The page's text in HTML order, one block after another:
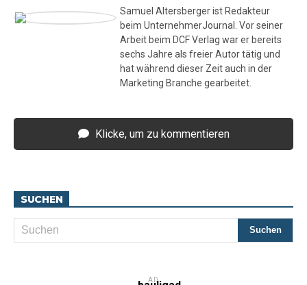
Samuel Altersberger ist Redakteur
beim UnternehmerJournal. Vor seiner
Arbeit beim DCF Verlag war er bereits
sechs Jahre als freier Autor tätig und
hat während dieser Zeit auch in der
Marketing Branche gearbeitet.
Klicke, um zu kommentieren
SUCHEN
AD